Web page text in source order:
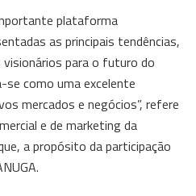
plataforma
as principais tendências,
para o futuro do
como uma excelente
mercados e negócios”, refere
e de marketing da
a propósito da participação